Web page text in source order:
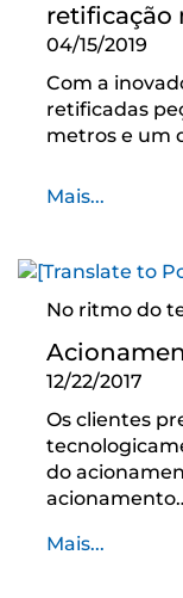
retificação
04/15/2019
Com a
retificadas
metros e um
Mais...
No ritmo do
12/22/2017
Os clientes
do
Mais...